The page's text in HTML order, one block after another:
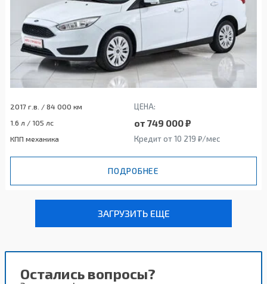
2017 г.в. / 84 000 км ЦЕНА:
1.6 л / 105 лс от 749 000 ₽
КПП механика Кредит от 10 219 ₽/мес
ПОДРОБНЕЕ
ЗАГРУЗИТЬ ЕЩЕ
Остались вопросы?